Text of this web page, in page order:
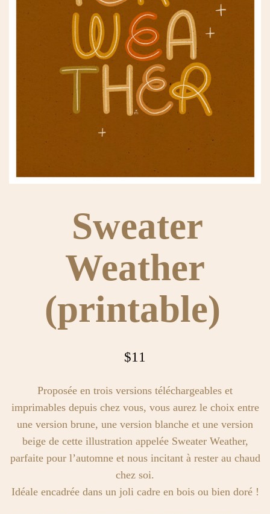
Sweater
Weather
(printable)
$11
Proposée en trois versions téléchargeables et
imprimables depuis chez vous, vous aurez le choix entre
une version brune, une version blanche et une version
beige de cette illustration appelée Sweater Weather,
parfaite pour l’automne et nous incitant à rester au chaud
chez soi.
Idéale encadrée dans un joli cadre en bois ou bien doré !